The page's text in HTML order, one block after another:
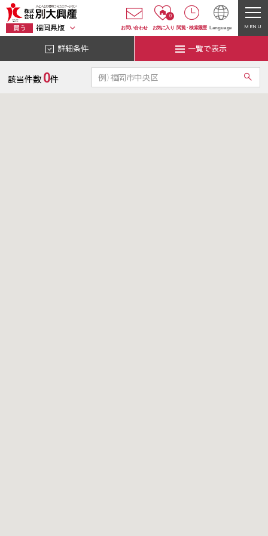
買う 福岡県版 お問い合わせ
0
お気に入り 閲覧・ 検索履歴 Language MENU
詳細条件 一覧で表示
該当件数 0件